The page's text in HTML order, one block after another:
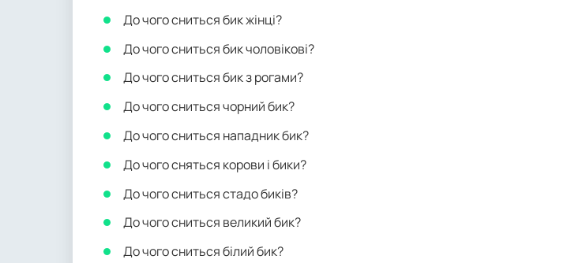
До чого сниться бик жінці?
До чого сниться бик чоловікові?
До чого сниться бик з рогами?
До чого сниться чорний бик?
До чого сниться нападник бик?
До чого сняться корови і бики?
До чого сниться стадо биків?
До чого сниться великий бик?
До чого сниться білий бик?